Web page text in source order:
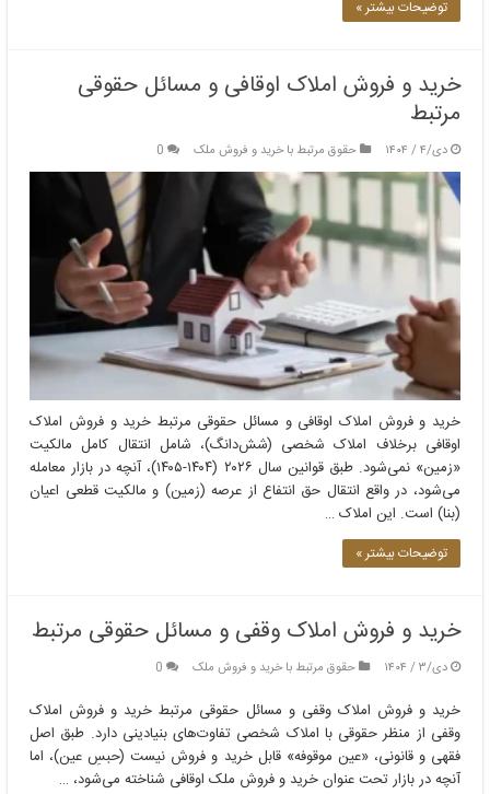
توضیحات بیشتر »
خرید و فروش املاک اوقافی و مسائل حقوقی
مرتبط
دی/۴ / ۱۴۰۴ حقوق مرتبط با خرید و فروش ملک 0
خرید و فروش املاک اوقافی و مسائل حقوقی مرتبط خرید و فروش املاک
اوقافی برخلاف املاک شخصی (شش‌دانگ)، شامل انتقال کامل مالکیت
«زمین» نمی‌شود. طبق قوانین سال ۲۰۲۶ (۱۴۰۴-۱۴۰۵)، آنچه در بازار معامله
می‌شود، در واقع انتقال حق انتفاع از عرصه (زمین) و مالکیت قطعی اعیان
(بنا) است. این املاک …
توضیحات بیشتر »
خرید و فروش املاک وقفی و مسائل حقوقی مرتبط
دی/۳ / ۱۴۰۴ حقوق مرتبط با خرید و فروش ملک 0
خرید و فروش املاک وقفی و مسائل حقوقی مرتبط خرید و فروش املاک
وقفی از منظر حقوقی با املاک شخصی تفاوت‌های بنیادینی دارد. طبق اصل
فقهی و قانونی، «عین موقوفه» قابل خرید و فروش نیست (حبسِ عین)، اما
آنچه در بازار تحت عنوان خرید و فروش ملک اوقافی شناخته می‌شود، …